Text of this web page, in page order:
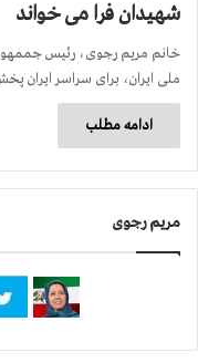
شهیدان فرا می خواند
خانم مریم رجوی، رئیس جممهور
ملی ایران، برای سراسر ایران
ادامه مطلب
مریم رجوی